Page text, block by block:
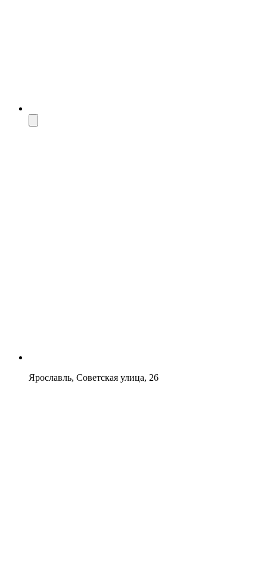
Ярославль, Советская улица, 26